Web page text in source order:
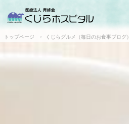
トップページ くじらグルメ（毎日のお食事ブログ）